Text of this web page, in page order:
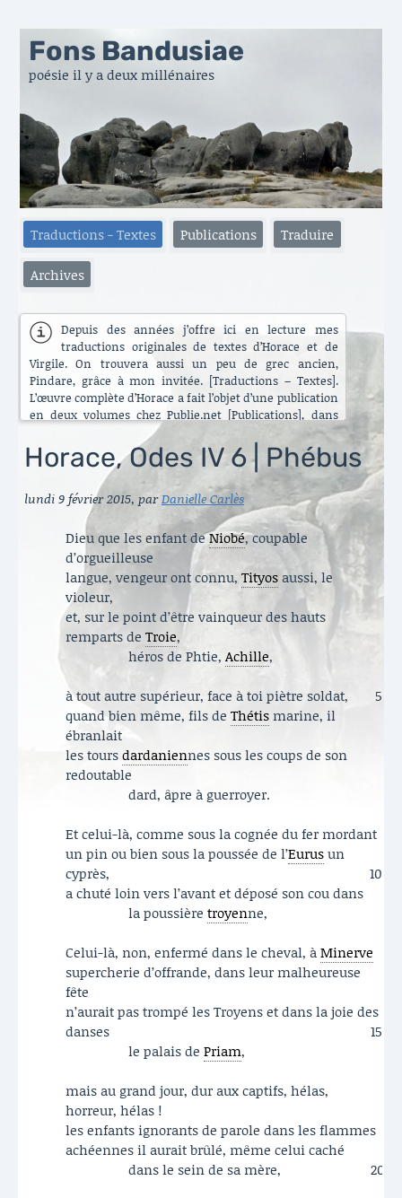
Fons Bandusiae
poésie il y a deux millénaires
Traductions - Textes Publications Traduire
Archives
Depuis des années j’offre ici en lecture mes
traductions originales de textes d’Horace et de
Virgile. On trouvera aussi un peu de grec ancien,
Pindare, grâce à mon invitée. [Traductions – Textes].
L’œuvre complète d’Horace a fait l’objet d’une publication
en deux volumes chez Publie.net [Publications], dans
encore d’autres traductions que celles que vous pouvez
lire ici. C’est maintenant l’Énéide qui est chantier. Le
besoin de mettre ma longue pratique en perspective
s’est accru ces dernières années [Traduire]. La rubrique
est nouvelle. Elle va s’enrichir peu à peu. Il y a aussi de
belles surprises, des échanges contemporains et des
haïku en latin sous le titre austère des [Archives].
Danielle Carlès
Horace, Odes IV 6 | Phébus
lundi 9 février 2015, parDanielle Carlès
Dieu que les enfant deNiobé, coupable
d’orgueilleuse
langue, vengeur ont connu, Tityosaussi, le
violeur,
et, sur le point d’être vainqueur des hauts
remparts de Troie,
héros de Phtie,Achille,
à tout autre supérieur, face à toi piètre soldat,
5
quand bien même, fils de Thétismarine, il
ébranlait
les toursdardaniennes sous les coups de son
redoutable
dard, âpre à guerroyer.
Et celui-là, comme sous la cognée du fer mordant
un pin ou bien sous la poussée de l’Eurusun
cyprès,
10
a chuté loin vers l’avant et déposé son cou dans
la poussièretroyenne,
Celui-là, non, enfermé dans le cheval, àMinerve
supercherie d’offrande, dans leur malheureuse
fête
n’aurait pas trompé les Troyens et dans la joie des
danses
15
le palais dePriam,
mais au grand jour, dur aux captifs, hélas,
horreur, hélas !
les enfants ignorants de parole dans les flammes
achéennes il aurait brûlé, même celui caché
dans le sein de sa mère,
20